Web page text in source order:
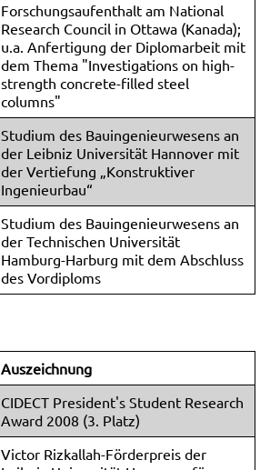
Forschungsaufenthalt am National
Research Council in Ottawa (Kanada);
u.a. Anfertigung der Diplomarbeit mit
dem Thema "Investigations on high-
strength concrete-filled steel
columns"
Studium des Bauingenieurwesens an
der Leibniz Universität Hannover mit
der Vertiefung „Konstruktiver
Ingenieurbau“
Studium des Bauingenieurwesens an
der Technischen Universität
Hamburg-Harburg mit dem Abschluss
des Vordiploms
Auszeichnung
CIDECT President's Student Research
Award 2008 (3. Platz)
Victor Rizkallah-Förderpreis der